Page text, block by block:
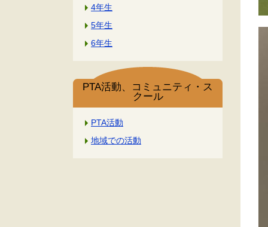
4年生
5年生
6年生
PTA活動、コミュニティ・ス
クール
PTA活動
地域での活動